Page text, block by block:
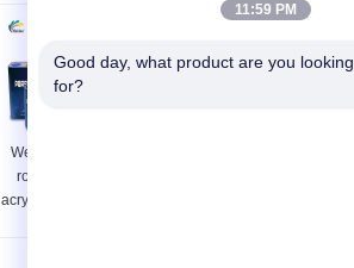
Weerbestendige
rode ijzeroxide
acrylverf Duurzaam
11:59 PM
Good day, what product are you looking
for?